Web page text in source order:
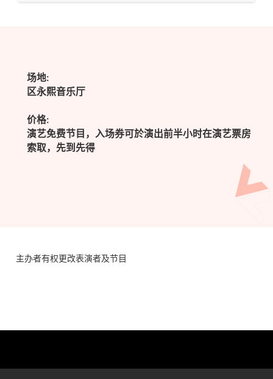
场地:
区永熙音乐厅
价格:
演艺免费节目，入场券可於演出前半小时在演艺票房
索取，先到先得
主办者有权更改表演者及节目